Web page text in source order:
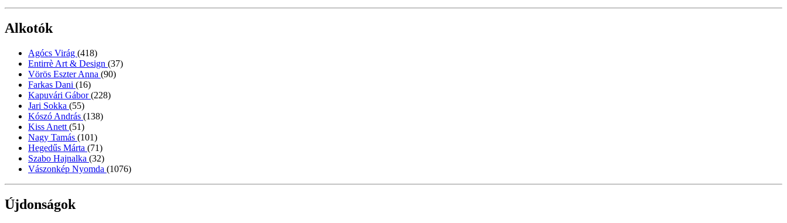
Alkotók
Agócs Virág (418)
Entirrè Art & Design (37)
Vörös Eszter Anna (90)
Farkas Dani (16)
Kapuvári Gábor(228)
Jari Sokka (55)
Kószó András (138)
Kiss Anett (51)
Nagy Tamás (101)
Hegedűs Márta (71)
Szabo Hajnalka (32)
Vászonkép Nyomda (1076)
Újdonságok